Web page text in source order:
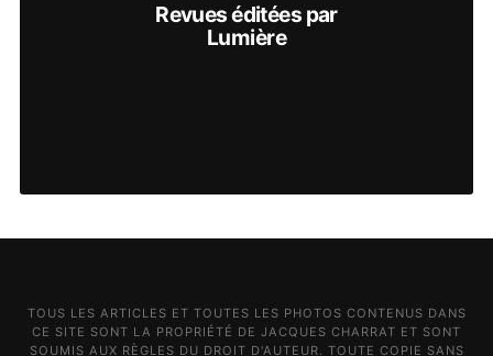
Revues éditées par
Lumière
TOUS LES ARTICLES ET TOUTES LES PHOTOS CONTENUS DANS
CE SITE SONT LA PROPRIÉTÉ DE JACQUES CHARRAT ET SONT
SOUMIS AUX RÈGLES DU DROIT D'AUTEUR. TOUTE COPIE SANS